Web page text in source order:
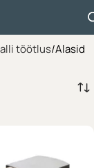
töötlus Alasid